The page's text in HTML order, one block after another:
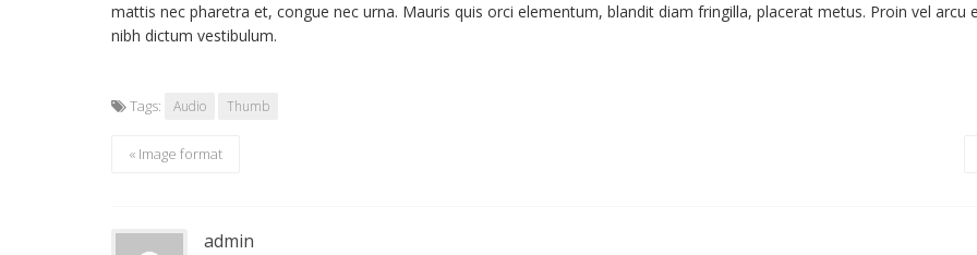
mattis nec pharetra et, congue nec urna. Mauris quis orci elementum, blandit diam fringilla, placerat metus. Proin vel arcu
nibh dictum vestibulum.
Tags: Audio Thumb
« Image format
admin